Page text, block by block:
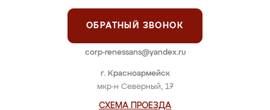
г. Красноармейск
мкр-н Северный, 17
СХЕМА ПРОЕЗДА
ОБРАТНЫЙ ЗВОНОК
corp-renessans@yandex.ru